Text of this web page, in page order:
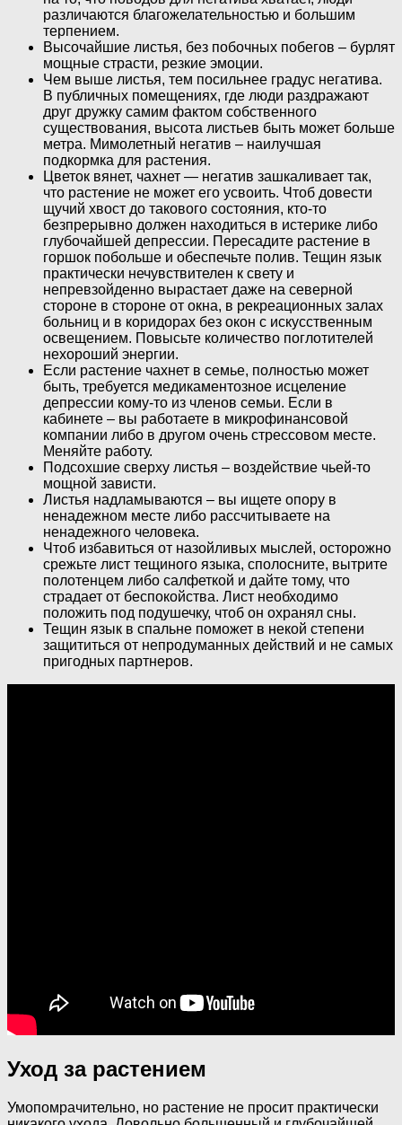
различаются благожелательностью и большим
терпением.
Высочайшие листья, без побочных побегов – бурлят
мощные страсти, резкие эмоции.
Чем выше листья, тем посильнее градус негатива.
В публичных помещениях, где люди раздражают
друг дружку самим фактом собственного
существования, высота листьев быть может больше
метра. Мимолетный негатив – наилучшая
подкормка для растения.
Цветок вянет, чахнет — негатив зашкаливает так,
что растение не может его усвоить. Чтоб довести
щучий хвост до такового состояния, кто-то
безпрерывно должен находиться в истерике либо
глубочайшей депрессии. Пересадите растение в
горшок побольше и обеспечьте полив. Тещин язык
практически нечувствителен к свету и
непревзойденно вырастает даже на северной
стороне в стороне от окна, в рекреационных залах
больниц и в коридорах без окон с искусственным
освещением. Повысьте количество поглотителей
нехороший энергии.
Если растение чахнет в семье, полностью может
быть, требуется медикаментозное исцеление
депрессии кому-то из членов семьи. Если в
кабинете – вы работаете в микрофинансовой
компании либо в другом очень стрессовом месте.
Меняйте работу.
Подсохшие сверху листья – воздействие чьей-то
мощной зависти.
Листья надламываются – вы ищете опору в
ненадежном месте либо рассчитываете на
ненадежного человека.
Чтоб избавиться от назойливых мыслей, осторожно
срежьте лист тещиного языка, сполосните, вытрите
полотенцем либо салфеткой и дайте тому, что
страдает от беспокойства. Лист необходимо
положить под подушечку, чтоб он охранял сны.
Тещин язык в спальне поможет в некой степени
защититься от непродуманных действий и не самых
пригодных партнеров.
Уход за растением
Умопомрачительно, но растение не просит практически